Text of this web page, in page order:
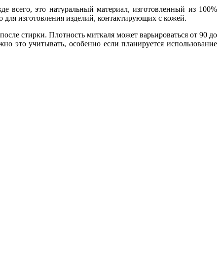
всего, это натуральный материал, изготовленный из 100%
для изготовления изделий, контактирующих с кожей.
стирки. Плотность миткаля может варьироваться от 90 до
это учитывать, особенно если планируется использование